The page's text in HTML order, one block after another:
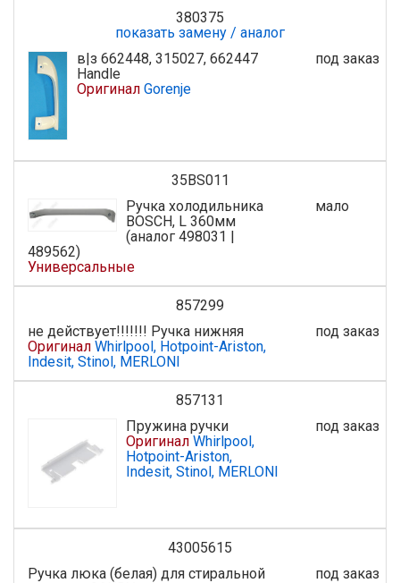
380375
показать замену / аналог
в|з 662448, 315027, 662447
Handle
Оригинал Gorenje
под заказ
35BS011
Ручка холодильника
BOSCH, L 360мм
(аналог 498031 |
489562)
Универсальные
мало
857299
не действует!!!!!!! Ручка нижняя
Оригинал Whirlpool, Hotpoint-Ariston,
Indesit, Stinol, MERLONI
под заказ
857131
Пружина ручки
Оригинал Whirlpool,
Hotpoint-Ariston,
Indesit, Stinol, MERLONI
под заказ
43005615
Ручка люка (белая) для стиральной
под заказ